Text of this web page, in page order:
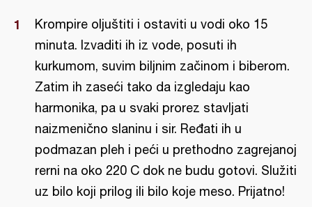
Krompire oljuštiti i ostaviti u vodi oko 15
minuta. Izvaditi ih iz vode, posuti ih
kurkumom, suvim biljnim začinom i biberom.
Zatim ih zaseći tako da izgledaju kao
harmonika, pa u svaki prorez stavljati
naizmenično slaninu i sir. Ređati ih u
podmazan pleh i peći u prethodno zagrejanoj
rerni na oko 220 C dok ne budu gotovi. Služiti
uz bilo koji prilog ili bilo koje meso. Prijatno!